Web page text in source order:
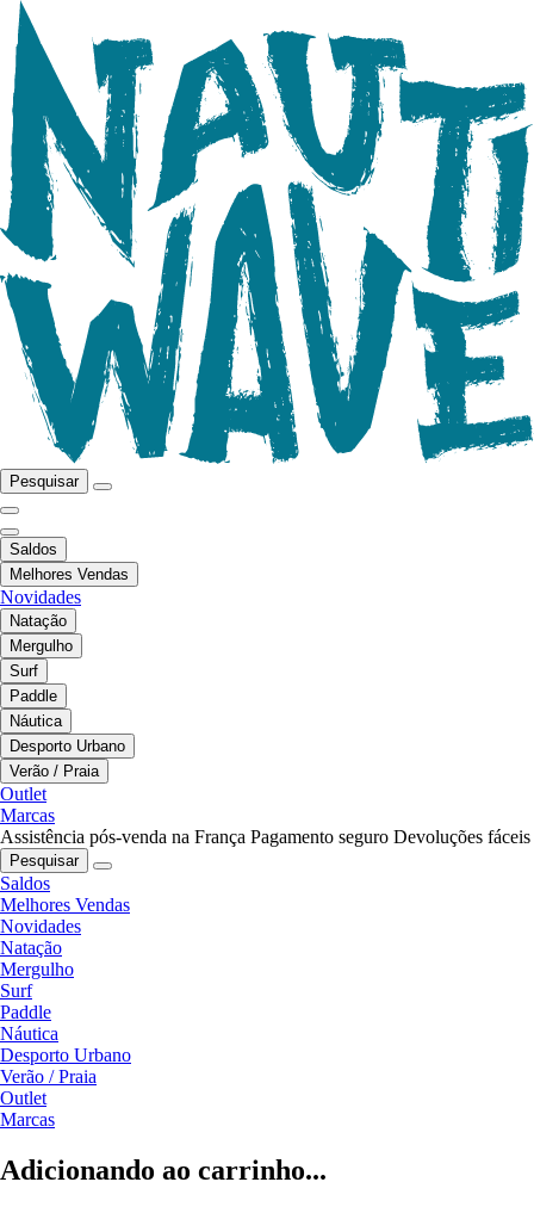
Pesquisar
Saldos
Melhores Vendas
Novidades
Natação
Mergulho
Surf
Paddle
Náutica
Desporto Urbano
Verão / Praia
Outlet
Marcas
Assistência pós-venda na França Pagamento seguro Devoluções fáceis
Pesquisar
Saldos
Melhores Vendas
Novidades
Natação
Mergulho
Surf
Paddle
Náutica
Desporto Urbano
Verão / Praia
Outlet
Marcas
Adicionando ao carrinho...